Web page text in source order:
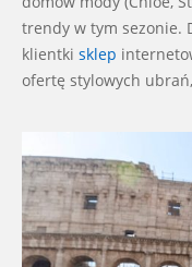
trendy w tym sezonie.
klientki sklep
ofertę stylowych